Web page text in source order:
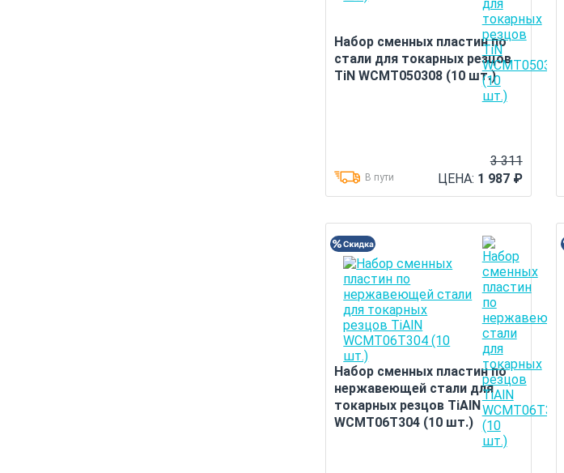
Набор сменных пластин по
стали для токарных резцов
TiN WCMT050308 (10 шт.)
В пути ЦЕНА: 1 987 ₽
3 311
Набор сменных пластин по
нержавеющей стали для
токарных резцов TiAlN
WCMT06T304 (10 шт.)